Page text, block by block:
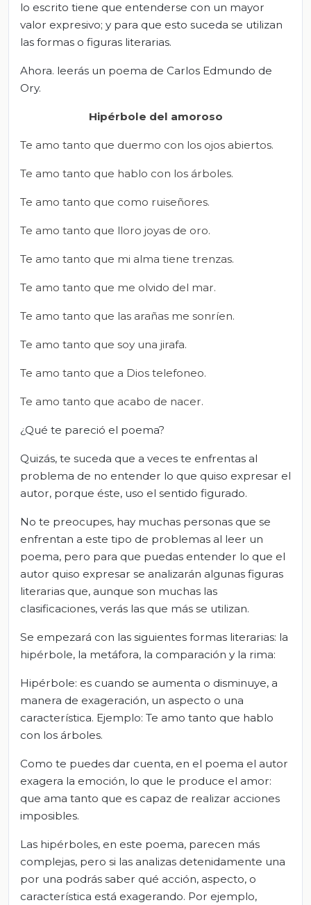
lo escrito tiene que entenderse con un mayor
valor expresivo; y para que esto suceda se utilizan
las formas o figuras literarias.
Ahora. leerás un poema de Carlos Edmundo de
Ory.
Hipérbole del amoroso
Te amo tanto que duermo con los ojos abiertos.
Te amo tanto que hablo con los árboles.
Te amo tanto que como ruiseñores.
Te amo tanto que lloro joyas de oro.
Te amo tanto que mi alma tiene trenzas.
Te amo tanto que me olvido del mar.
Te amo tanto que las arañas me sonríen.
Te amo tanto que soy una jirafa.
Te amo tanto que a Dios telefoneo.
Te amo tanto que acabo de nacer.
¿Qué te pareció el poema?
Quizás, te suceda que a veces te enfrentas al
problema de no entender lo que quiso expresar el
autor, porque éste, uso el sentido figurado.
No te preocupes, hay muchas personas que se
enfrentan a este tipo de problemas al leer un
poema, pero para que puedas entender lo que el
autor quiso expresar se analizarán algunas figuras
literarias que, aunque son muchas las
clasificaciones, verás las que más se utilizan.
Se empezará con las siguientes formas literarias: la
hipérbole, la metáfora, la comparación y la rima:
Hipérbole: es cuando se aumenta o disminuye, a
manera de exageración, un aspecto o una
característica. Ejemplo: Te amo tanto que hablo
con los árboles.
Como te puedes dar cuenta, en el poema el autor
exagera la emoción, lo que le produce el amor:
que ama tanto que es capaz de realizar acciones
imposibles.
Las hipérboles, en este poema, parecen más
complejas, pero si las analizas detenidamente una
por una podrás saber qué acción, aspecto, o
característica está exagerando. Por ejemplo,